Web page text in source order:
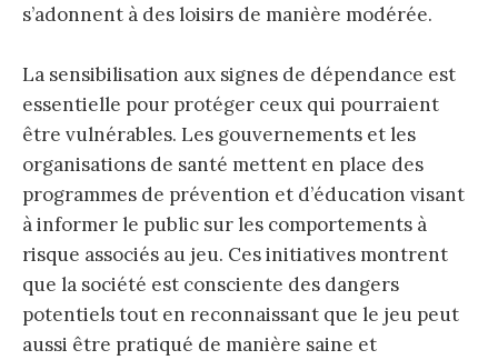
s’adonnent à des loisirs de manière modérée.
La sensibilisation aux signes de dépendance est
essentielle pour protéger ceux qui pourraient
être vulnérables. Les gouvernements et les
organisations de santé mettent en place des
programmes de prévention et d’éducation visant
à informer le public sur les comportements à
risque associés au jeu. Ces initiatives montrent
que la société est consciente des dangers
potentiels tout en reconnaissant que le jeu peut
aussi être pratiqué de manière saine et